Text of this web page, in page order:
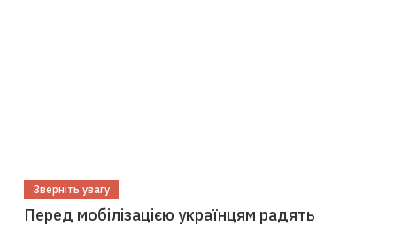
Зверніть увагу
Перед мобілізацією українцям радять